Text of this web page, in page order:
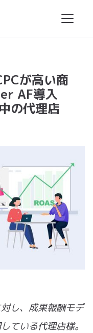
が高い商
AF導入
の代理店
し、成果報酬モデ
ている代理店様。